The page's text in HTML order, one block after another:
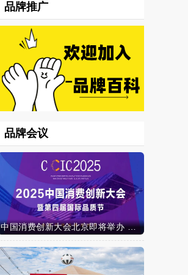
品牌推广
品牌会议
中国消费创新大会北京即将举办 携手智迈电动车引领消费新时代